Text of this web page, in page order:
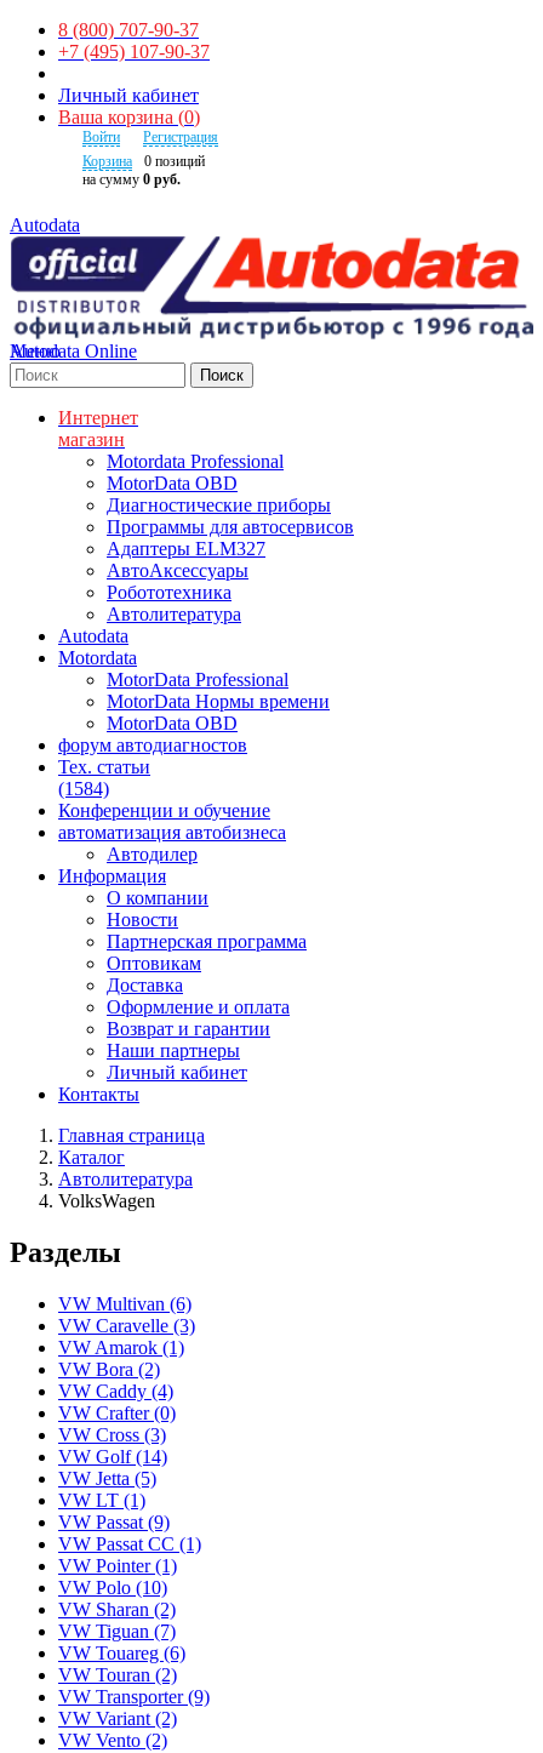
8 (800) 707-90-37
+7 (495) 107-90-37
Личный кабинет
Ваша корзина (0)
Войти
Регистрация
Корзина
0 позиций
на сумму 0 руб.
Autodata
Autodata Online
Меню
Поиск
Интернет
магазин
Motordata Professional
MotorData OBD
Диагностические приборы
Программы для автосервисов
Адаптеры ELM327
АвтоАксессуары
Робототехника
Автолитература
Autodata
Motordata
MotorData Professional
MotorData Нормы времени
MotorData OBD
форум автодиагностов
Тех. статьи
(1584)
Конференции и обучение
автоматизация автобизнеса
Автодилер
Информация
О компании
Новости
Партнерская программа
Оптовикам
Доставка
Оформление и оплата
Возврат и гарантии
Наши партнеры
Личный кабинет
Контакты
Главная страница
Каталог
Автолитература
VolksWagen
Разделы
VW Multivan (6)
VW Caravelle (3)
VW Amarok (1)
VW Bora (2)
VW Caddy (4)
VW Crafter(0)
VW Cross (3)
VW Golf(14)
VW Jetta (5)
VW LT (1)
VW Passat (9)
VW Passat CC (1)
VW Pointer(1)
VW Polo (10)
VW Sharan (2)
VW Tiguan (7)
VW Touareg (6)
VW Touran (2)
VW Transporter(9)
VW Variant (2)
VW Vento (2)